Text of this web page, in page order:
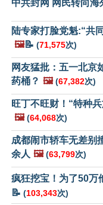
中共封网 网民转向
陆专家打脸党魁:“共
🖼️📝 (71,575次)
网友猛批：五一北京
药桶？ 🖼️ (67,382次)
旺丁不旺财！“特种
🖼️ (64,068次)
成都闹市轿车无差别
余人 🖼️ (63,799次)
疯狂挖宝！为了50万
📝 (103,343次)